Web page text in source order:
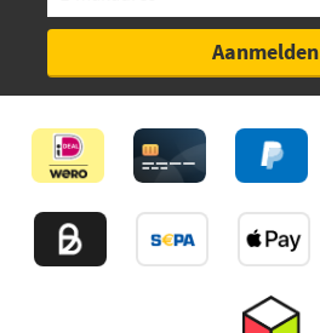
Aanmelden